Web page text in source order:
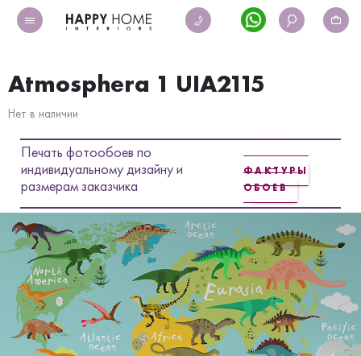
Atmosphera 1 UIA2115
Нет в наличии
Печать фотообоев по
индивидуальному дизайну и
размерам заказчика
ФАКТУРЫ
ОБОЕВ